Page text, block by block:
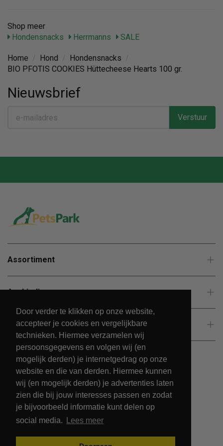
Door verder te klikken op onze website,
accepteer je cookies en vergelijkbare
technieken. Hiermee verzamelen wij
persoonsgegevens en volgen wij (en
mogelijk derden) je internetgedrag op onze
website en die van derden. Hiermee kunnen
wij (en mogelijk derden) je advertenties laten
zien die bij jouw interesses passen en zodat
je bijvoorbeeld informatie kunt delen op
social media.
Lees meer
Shop meer
Hondensnacks
Herrmanns SALE
Home Hond Hondensnacks
BIO PFOTIS COOKIES Hüttecheese Hearts 100 gr.
Nieuwsbrief
Verstuur
Assortiment
Aanbiedingen
Klantenservice
© 2026 - PetsPark.nl.